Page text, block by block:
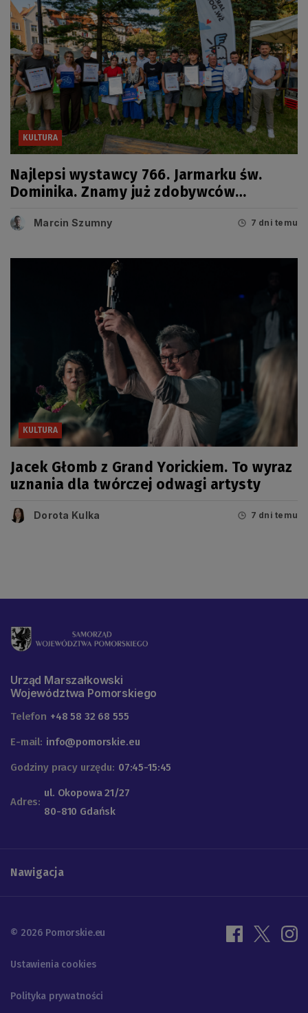
KULTURA
Najlepsi wystawcy 766. Jarmarku św.
Dominika. Znamy już zdobywców
Marcin Szumny 7 dni temu
KULTURA
Jacek Głomb z Grand Yorickiem. To wyraz
uznania dla twórczej odwagi artysty
Dorota Kulka 7 dni temu
Urząd Marszałkowski
Województwa Pomorskiego
Telefon +48 58 32 68 555
E-mail: info@pomorskie.eu
Godziny pracy urzędu: 07:45-15:45
Adres:
ul. Okopowa 21/27
80-810 Gdańsk
Nawigacja
© 2026 Pomorskie.eu
Ustawienia cookies
Polityka prywatności